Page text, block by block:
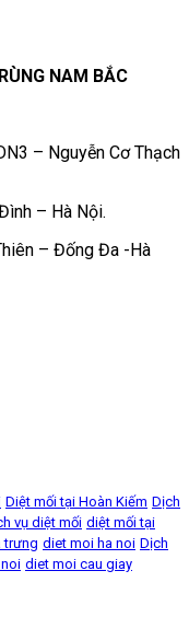
NAM BẮC
– Nguyễn Cơ Thạch
– Hà Nội.
– Đống Đa -Hà
Diệt mối tại Hoàn Kiếm Dịch
vụ diệt mối diệt mối tại
trưng diet moi ha noi Dịch
diet moi cau giay